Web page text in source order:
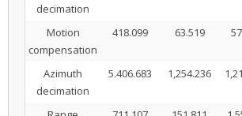
decimation
Motion
compensation
418.099 63.519
Azimuth
decimation
5.406.683 1,254.236